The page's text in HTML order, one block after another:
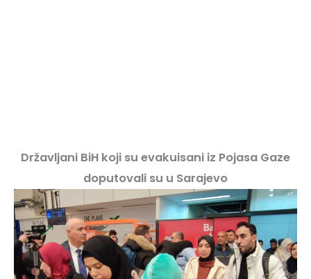
Državljani BiH koji su evakuisani iz Pojasa Gaze
doputovali su u Sarajevo